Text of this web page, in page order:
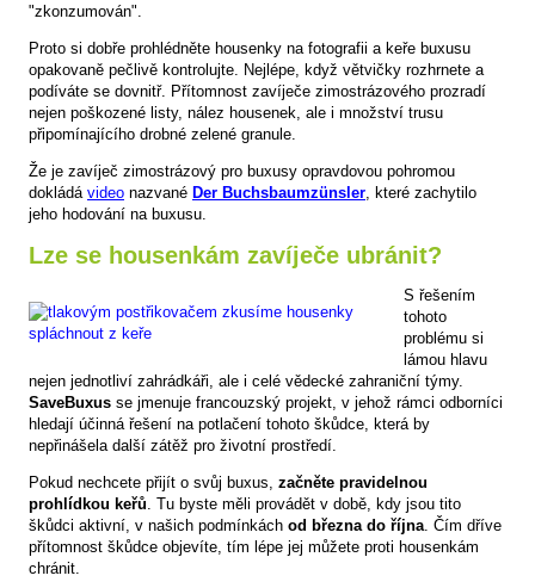
"zkonzumován".
Proto si dobře prohlédněte housenky na fotografii a keře buxusu
opakovaně pečlivě kontrolujte. Nejlépe, když větvičky rozhrnete a
podíváte se dovnitř. Přítomnost zavíječe zimostrázového prozradí
nejen poškozené listy, nález housenek, ale i množství trusu
připomínajícího drobné zelené granule.
Že je zavíječ zimostrázový pro buxusy opravdovou pohromou
dokládá video nazvané Der Buchsbaumzünsler , které zachytilo
jeho hodování na buxusu.
Lze se housenkám zavíječe ubránit?
S řešením
tohoto
problému si
lámou hlavu
nejen jednotliví zahrádkáři, ale i celé vědecké zahraniční týmy.
SaveBuxus se jmenuje francouzský projekt, v jehož rámci odborníci
hledají účinná řešení na potlačení tohoto škůdce, která by
nepřinášela další zátěž pro životní prostředí.
Pokud nechcete přijít o svůj buxus, začněte pravidelnou
prohlídkou keřů . Tu byste měli provádět v době, kdy jsou tito
škůdci aktivní, v našich podmínkách od března do října . Čím dříve
přítomnost škůdce objevíte, tím lépe jej můžete proti housenkám
chránit.